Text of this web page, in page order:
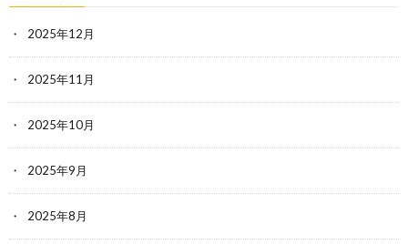
2025年12月
2025年11月
2025年10月
2025年9月
2025年8月